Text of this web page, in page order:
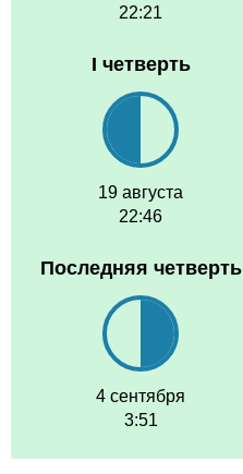
22:21
I четверть
19 августа
22:46
Последняя четверть
4 сентября
3:51